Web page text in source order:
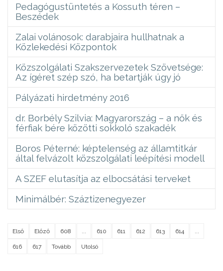
Pedagógustüntetés a Kossuth téren –
Beszédek
Zalai volánosok: darabjaira hullhatnak a
Közlekedési Központok
Közszolgálati Szakszervezetek Szövetsége:
Az ígéret szép szó, ha betartják úgy jó
Pályázati hirdetmény 2016
dr. Borbély Szilvia: Magyarország – a nők és
férfiak bére közötti sokkoló szakadék
Boros Péterné: képtelenség az államtitkár
által felvázolt közszolgálati leépítési modell
A SZEF elutasítja az elbocsátási terveket
Minimálbér: Száztizenegyezer
Első Előző 608 610 611 612 613 614
616 617 Tovább Utolsó